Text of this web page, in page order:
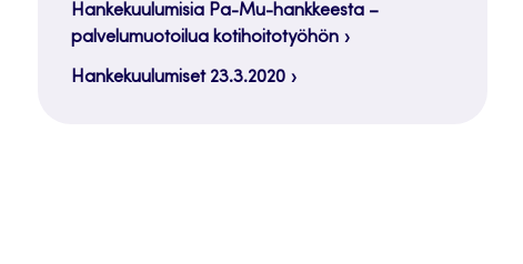
Hankekuulumisia Pa-Mu-hankkeesta –
palvelumuotoilua kotihoitotyöhön
Hankekuulumiset 23.3.2020